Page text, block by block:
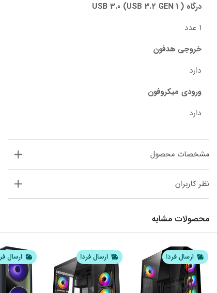
درگاه USB 3.0 (USB 3.2 GEN 1 )
1 عدد
خروجی هدفون
دارد
ورودی میکروفون
دارد
مشخصات محصول
نظر کاربران
محصولات مشابه
ارسال فردا ارسال فردا ارسال